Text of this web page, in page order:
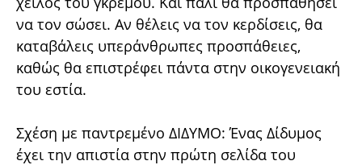
να τον σώσει. Αν θέλεις να τον κερδίσεις, θα
καταβάλεις υπεράνθρωπες προσπάθειες,
καθώς θα επιστρέφει πάντα στην οικογενειακή
του εστία.
Σχέση με παντρεμένο ΔΙΔΥΜΟ: Ένας Δίδυμος
έχει την απιστία στην πρώτη σελίδα του